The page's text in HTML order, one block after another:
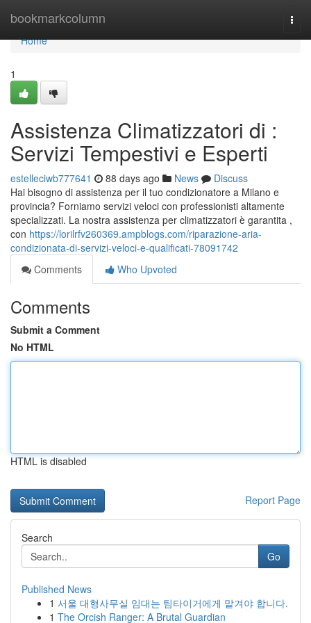
bookmarkcolumn
Home
Home
1
Assistenza Climatizzatori di :
Servizi Tempestivi e Esperti
estelleciwb777641 88 days ago News
Discuss
Hai bisogno di assistenza per il tuo condizionatore a Milano e
provincia? Forniamo servizi veloci con professionisti altamente
specializzati. La nostra assistenza per climatizzatori è garantita ,
con https://lorilrfv260369.ampblogs.com/riparazione-aria-
condizionata-di-servizi-veloci-e-qualificati-78091742
Comments
Who Upvoted
Comments
Submit a Comment
No HTML
HTML is disabled
Report Page
Search
Go
Published News
1 서울 대형사무실 임대는 팀타이거에게 맡겨야 합니다.
1 The Orcish Ranger: A Brutal Guardian